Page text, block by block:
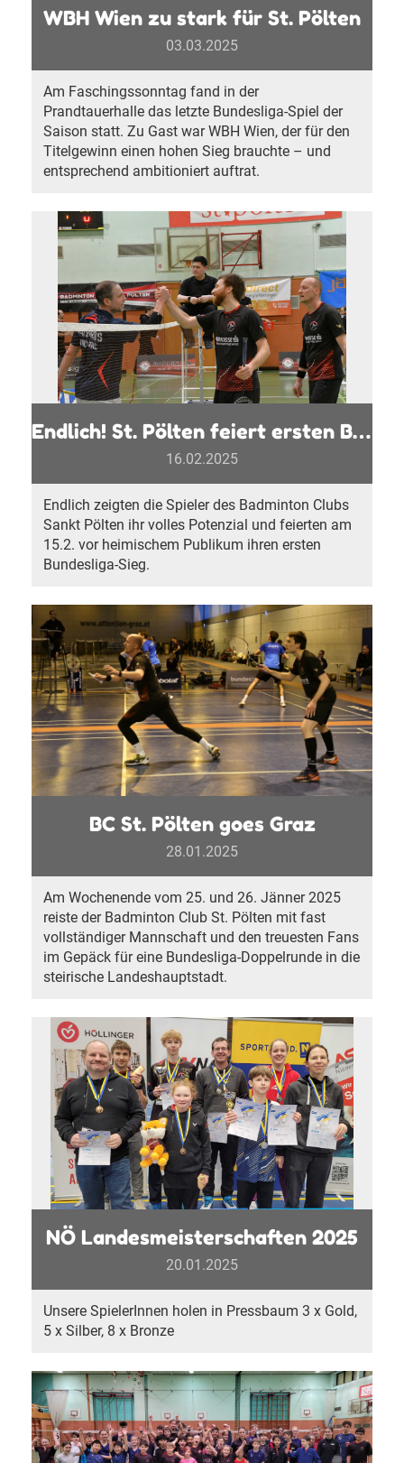
WBH Wien zu stark für St. Pölten
03.03.2025
Am Faschingssonntag fand in der
Prandtauerhalle das letzte Bundesliga-Spiel der
Saison statt. Zu Gast war WBH Wien, der für den
Titelgewinn einen hohen Sieg brauchte – und
entsprechend ambitioniert auftrat.
Endlich! St. Pölten feiert ersten Bundesliga Sieg
16.02.2025
Endlich zeigten die Spieler des Badminton Clubs
Sankt Pölten ihr volles Potenzial und feierten am
15.2. vor heimischem Publikum ihren ersten
Bundesliga-Sieg.
BC St. Pölten goes Graz
28.01.2025
Am Wochenende vom 25. und 26. Jänner 2025
reiste der Badminton Club St. Pölten mit fast
vollständiger Mannschaft und den treuesten Fans
im Gepäck für eine Bundesliga-Doppelrunde in die
steirische Landeshauptstadt.
NÖ Landesmeisterschaften 2025
20.01.2025
Unsere SpielerInnen holen in Pressbaum 3 x Gold,
5 x Silber, 8 x Bronze